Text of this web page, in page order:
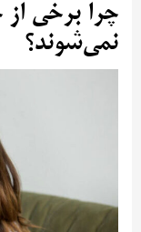
چرا برخی از
نمی‌شوند؟